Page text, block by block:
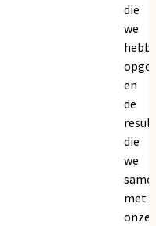
die
we
en
de
die
we
met
onze